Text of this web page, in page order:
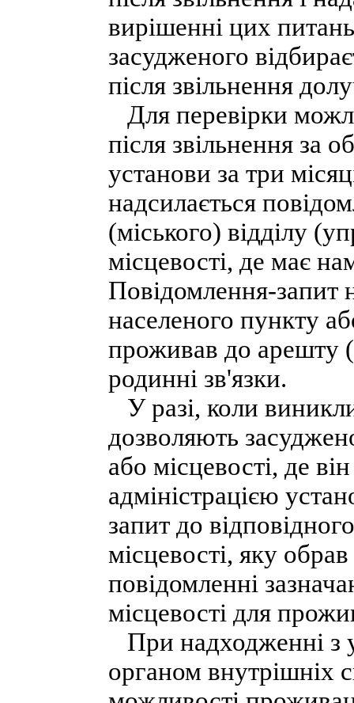
вирішенні цих
засудженого
після звільнення
Для перевірки
після звільнення за
установи за три
надсилається
(міського) відділу
місцевості, де має
Повідомлення-запит
населеного пункту
проживав до арешту
родинні зв'язки.
У разі, коли
дозволяють
або місцевості, де
адміністрацією
запит до
місцевості, яку
повідомленні
місцевості для
При надходженні з
органом внутрішніх